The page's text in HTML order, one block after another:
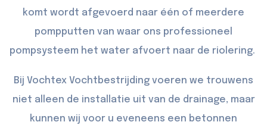
komt wordt afgevoerd naar één of meerdere
pompputten van waar ons professioneel
pompsysteem het water afvoert naar de riolering.
Bij Vochtex Vochtbestrijding voeren we trouwens
niet alleen de installatie uit van de drainage, maar
kunnen wij voor u eveneens een betonnen